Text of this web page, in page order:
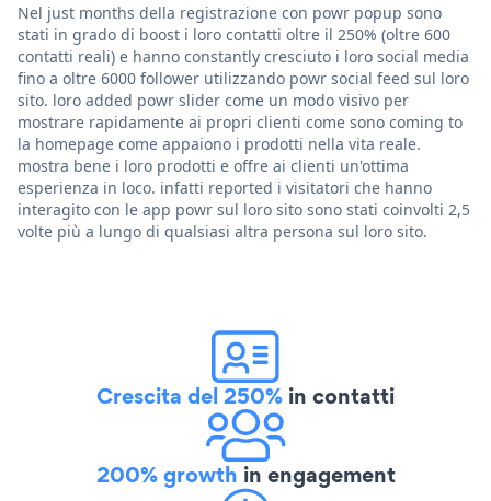
Nel just months della registrazione con powr popup sono
stati in grado di boost i loro contatti oltre il 250% (oltre 600
contatti reali) e hanno constantly cresciuto i loro social media
fino a oltre 6000 follower utilizzando powr social feed sul loro
sito. loro added powr slider come un modo visivo per
mostrare rapidamente ai propri clienti come sono coming to
la homepage come appaiono i prodotti nella vita reale.
mostra bene i loro prodotti e offre ai clienti un'ottima
esperienza in loco. infatti reported i visitatori che hanno
interagito con le app powr sul loro sito sono stati coinvolti 2,5
volte più a lungo di qualsiasi altra persona sul loro sito.
Crescita del 250% in contatti
200% growth in engagement